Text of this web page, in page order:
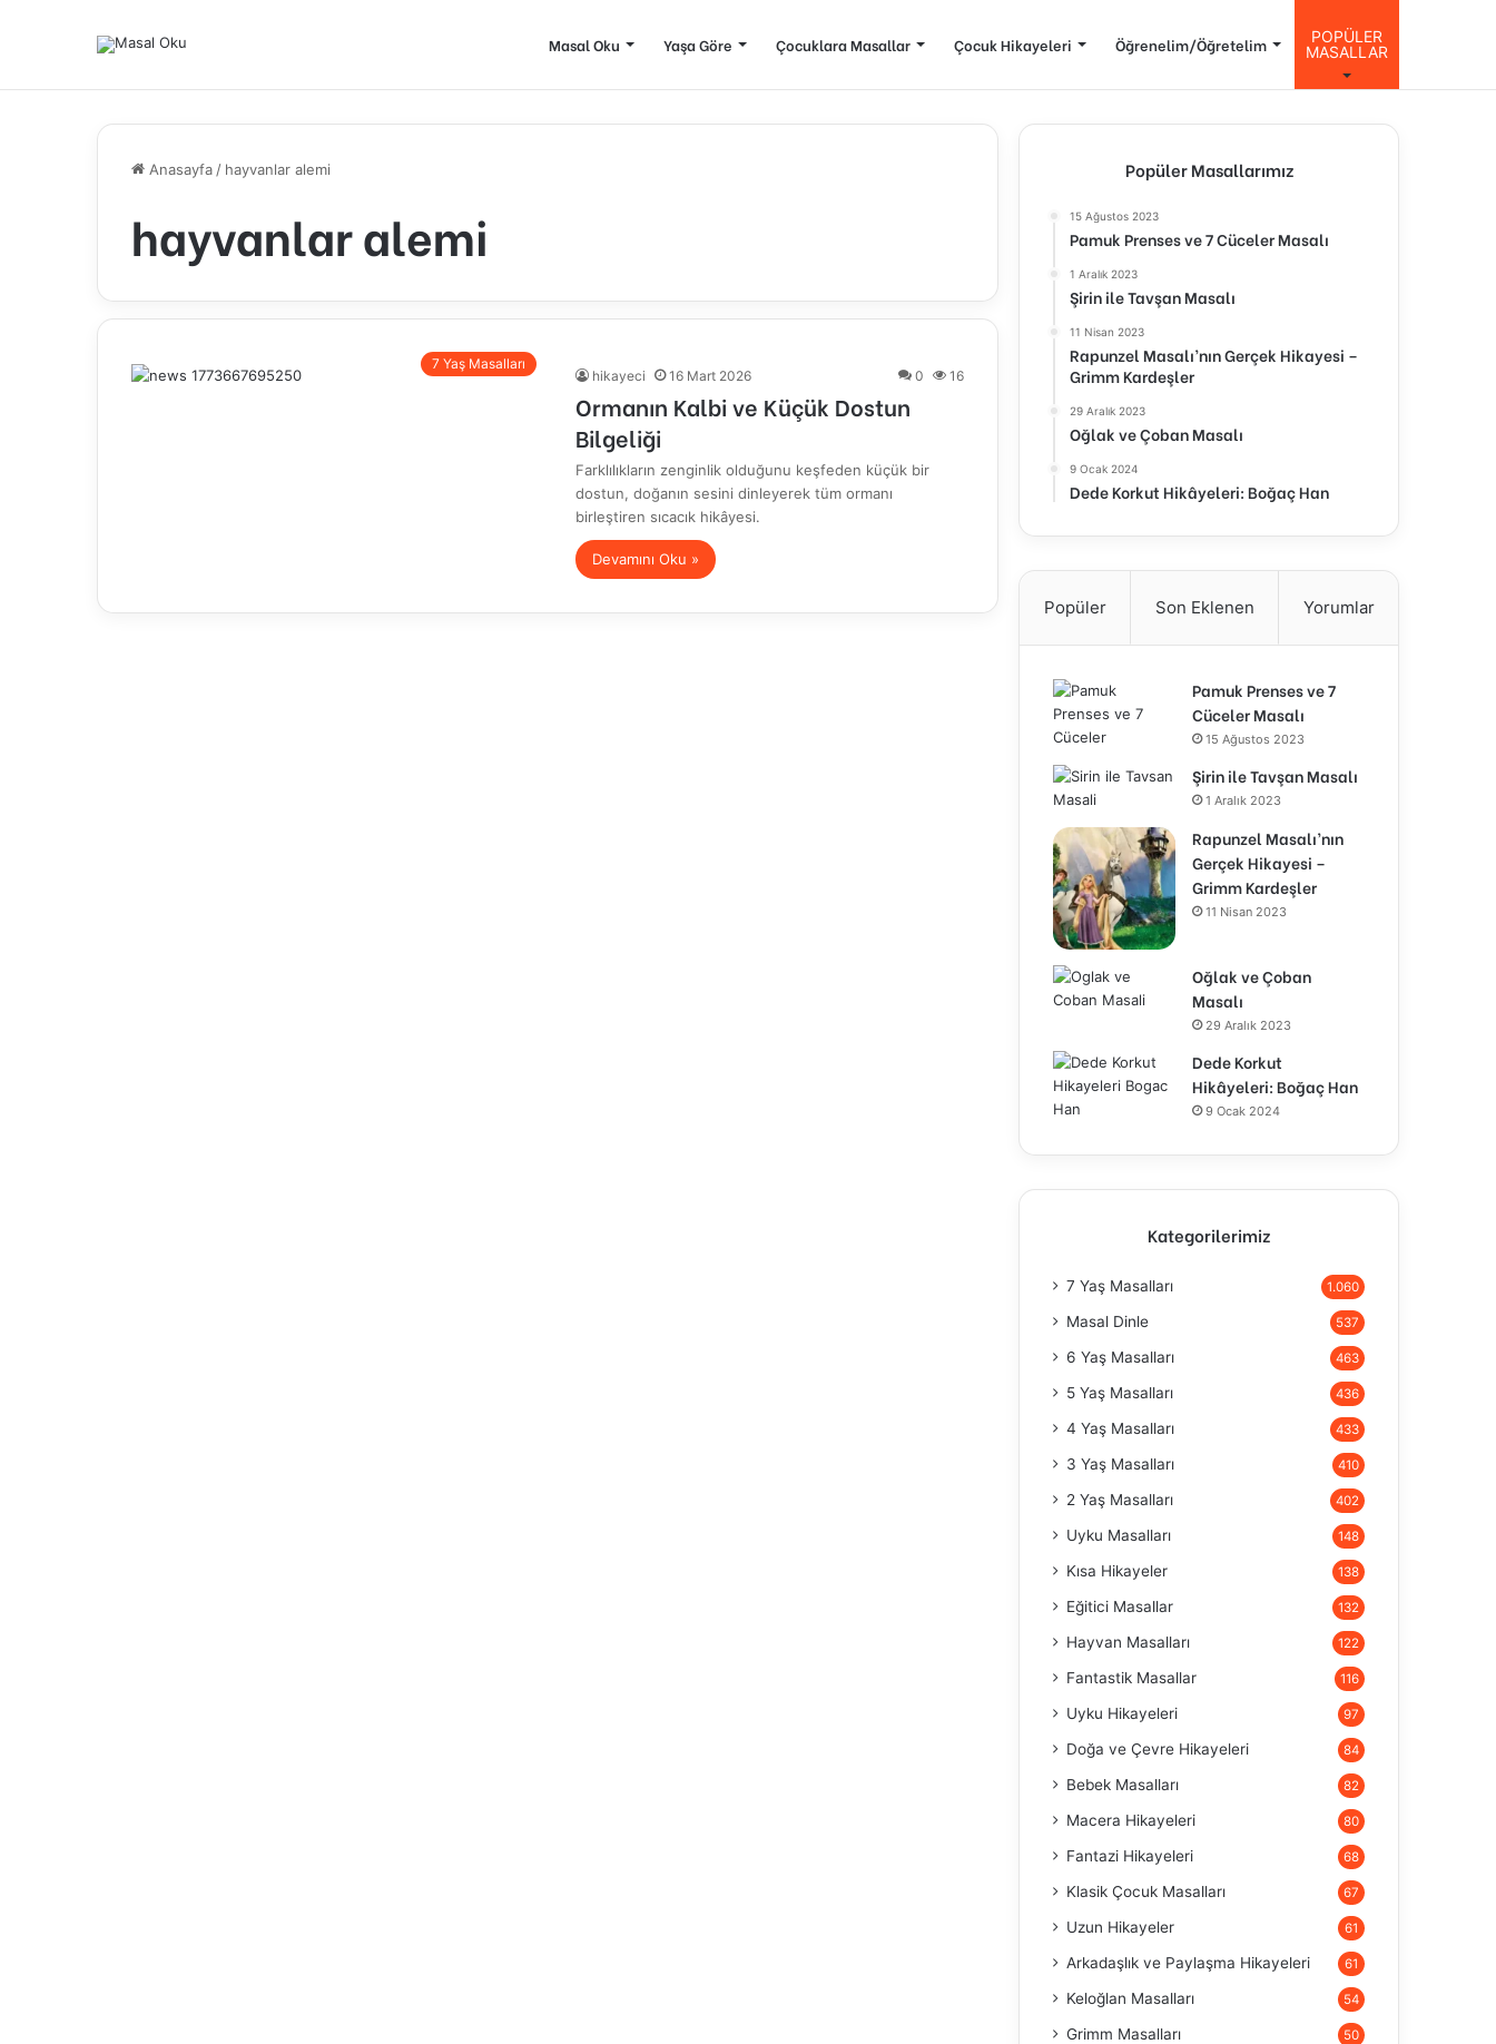
Masal Oku Yaşa Göre Çocuklara Masallar Çocuk Hikayeleri Öğrenelim/Öğretelim
POPÜLER
MASALLAR
Anasayfa / hayvanlar alemi
hayvanlar alemi
7 Yaş Masalları
hikayeci 16 Mart 2026 0 16
Ormanın Kalbi ve Küçük Dostun
Bilgeliği
Farklılıkların zenginlik olduğunu keşfeden küçük bir
dostun, doğanın sesini dinleyerek tüm ormanı
birleştiren sıcacık hikâyesi.
Devamını Oku »
Popüler Masallarımız
15 Ağustos 2023
Pamuk Prenses ve 7 Cüceler Masalı
1 Aralık 2023
Şirin ile Tavşan Masalı
11 Nisan 2023
Rapunzel Masalı’nın Gerçek Hikayesi –
Grimm Kardeşler
29 Aralık 2023
Oğlak ve Çoban Masalı
9 Ocak 2024
Dede Korkut Hikâyeleri: Boğaç Han
Popüler Son Eklenen Yorumlar
Pamuk Prenses ve 7
Cüceler Masalı
15 Ağustos 2023
Şirin ile Tavşan Masalı
1 Aralık 2023
Rapunzel Masalı’nın
Gerçek Hikayesi –
Grimm Kardeşler
11 Nisan 2023
Oğlak ve Çoban
Masalı
29 Aralık 2023
Dede Korkut
Hikâyeleri: Boğaç Han
9 Ocak 2024
Kategorilerimiz
7 Yaş Masalları 1.060
Masal Dinle 537
6 Yaş Masalları 463
5 Yaş Masalları 436
4 Yaş Masalları 433
3 Yaş Masalları 410
2 Yaş Masalları 402
Uyku Masalları 148
Kısa Hikayeler 138
Eğitici Masallar 132
Hayvan Masalları 122
Fantastik Masallar 116
Uyku Hikayeleri 97
Doğa ve Çevre Hikayeleri 84
Bebek Masalları 82
Macera Hikayeleri 80
Fantazi Hikayeleri 68
Klasik Çocuk Masalları 67
Uzun Hikayeler 61
Arkadaşlık ve Paylaşma Hikayeleri 61
Keloğlan Masalları 54
Grimm Masalları 50